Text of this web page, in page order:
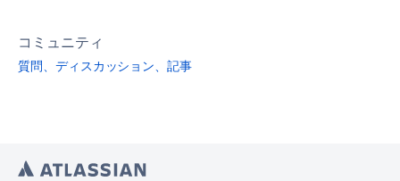
コミュニティ
質問、ディスカッション、記事